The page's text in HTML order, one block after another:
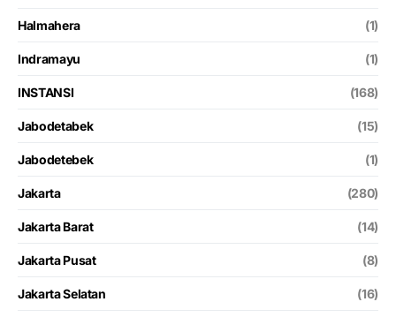
Halmahera (1)
Indramayu (1)
INSTANSI (168)
Jabodetabek (15)
Jabodetebek (1)
Jakarta (280)
Jakarta Barat (14)
Jakarta Pusat (8)
Jakarta Selatan (16)